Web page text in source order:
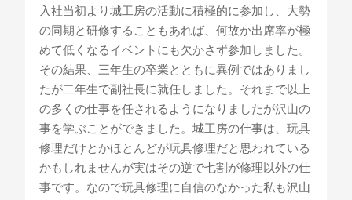
入社当初より城工房の活動に積極的に参加し、大勢
の同期と研修することもあれば、何故か出席率が極
めて低くなるイベントにも欠かさず参加しました。
その結果、三年生の卒業とともに異例ではありまし
たが二年生で副社長に就任しました。それまで以上
の多くの仕事を任されるようになりましたが沢山の
事を学ぶことができました。城工房の仕事は、玩具
修理だけとかほとんどが玩具修理だと思われている
かもしれませんが実はその逆で七割が修理以外の仕
事です。なので玩具修理に自信のなかった私も沢山